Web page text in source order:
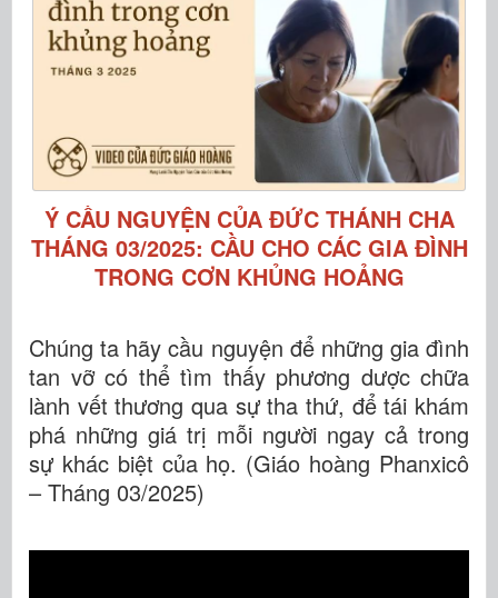
Ý CẦU NGUYỆN CỦA ĐỨC THÁNH CHA
THÁNG 03/2025: CẦU CHO CÁC GIA ĐÌNH
TRONG CƠN KHỦNG HOẢNG
Chúng ta hãy cầu nguyện để những gia đình
tan vỡ có thể tìm thấy phương dược chữa
lành vết thương qua sự tha thứ, để tái khám
phá những giá trị mỗi người ngay cả trong
sự khác biệt của họ. (Giáo hoàng Phanxicô
– Tháng 03/2025)